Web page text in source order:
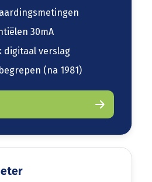
30mA
digitaal verslag
(na 1981)